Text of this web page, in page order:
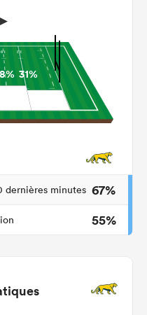
31%
dernières minutes 67%
55%